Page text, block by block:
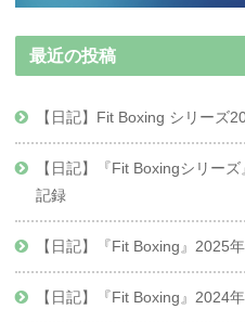
最近の投稿
【日記】Fit Boxing シリーズ
【日記】『Fit Boxingシリー
記録
【日記】『Fit Boxing』2025
【日記】『Fit Boxing』2024